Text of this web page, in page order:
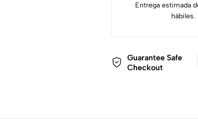
Entrega estimada
hábiles.
Guarantee Safe
Checkout